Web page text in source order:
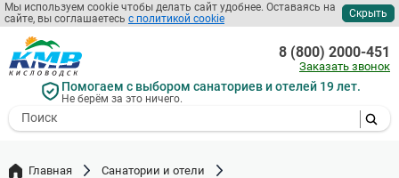
Мы используем cookie чтобы делать сайт удобнее. Оставаясь на
сайте, вы соглашаетесь с политикой cookie Скрыть
Перейти
к
основному
содержанию
Помогаем с выбором санаториев и отелей 19 лет.
Не берём за это ничего.
- I agree to the processing of my
8 (800) 2000-451
Заказать звонок
Главная
Санатории и отели